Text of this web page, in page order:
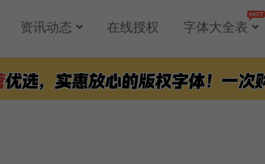
资讯动态 在线授权 字体大全表